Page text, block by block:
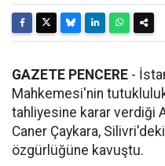
GAZETE PENCERE -
Mahkemesi'nin
tahliyesine karar verdiği
Caner Çaykara,
özgürlüğüne kavuştu.